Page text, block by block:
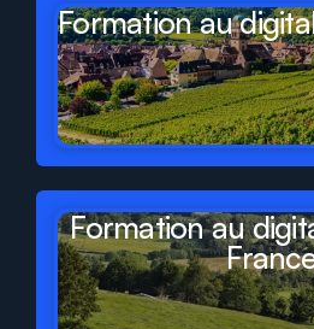
Formation au
Formation au